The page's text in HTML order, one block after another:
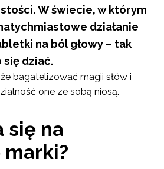
W świecie, w którym
działanie
na ból głowy – tak
się dziać.
bagatelizować magii słów i
one ze sobą niosą.
się na